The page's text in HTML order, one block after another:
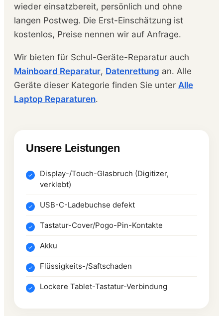
wieder einsatzbereit, persönlich und ohne
langen Postweg. Die Erst-Einschätzung ist
kostenlos, Preise nennen wir auf Anfrage.
Wir bieten für Schul-Geräte-Reparatur auch
Mainboard Reparatur, Datenrettung an. Alle
Geräte dieser Kategorie finden Sie unter Alle
Laptop Reparaturen.
Unsere Leistungen
Display-/Touch-Glasbruch (Digitizer,
verklebt)
USB-C-Ladebuchse defekt
Tastatur-Cover/Pogo-Pin-Kontakte
Akku
Flüssigkeits-/Saftschaden
Lockere Tablet-Tastatur-Verbindung